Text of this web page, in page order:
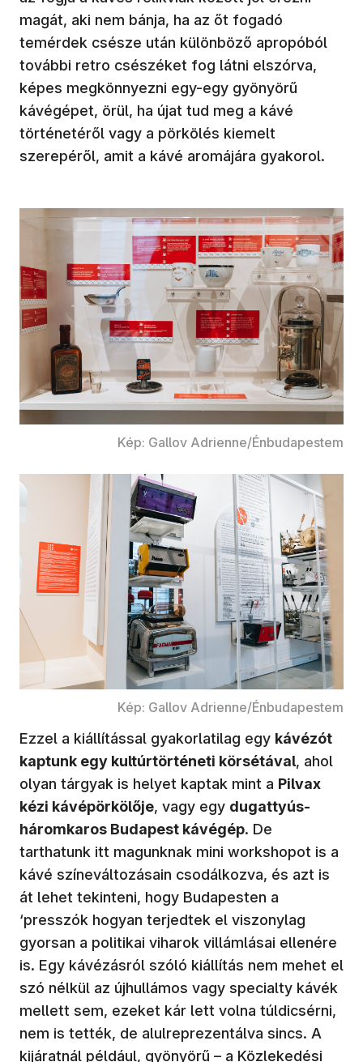
magát, aki nem bánja, ha az őt fogadó
temérdek csésze után különböző apropóból
további retro csészéket fog látni elszórva,
képes megkönnyezni egy-egy gyönyörű
kávégépet, örül, ha újat tud meg a kávé
történetéről vagy a pörkölés kiemelt
szerepéről, amit a kávé aromájára gyakorol.
Kép: Gallov Adrienne/Énbudapestem
Kép: Gallov Adrienne/Énbudapestem
Ezzel a kiállítással gyakorlatilag egy kávézót
kaptunk egy kultúrtörténeti körsétával, ahol
olyan tárgyak is helyet kaptak mint a Pilvax
kézi kávépörkölője, vagy egy dugattyús-
háromkaros Budapest kávégép. De
tarthatunk itt magunknak mini workshopot is a
kávé színeváltozásain csodálkozva, és azt is
át lehet tekinteni, hogy Budapesten a
‘presszók hogyan terjedtek el viszonylag
gyorsan a politikai viharok villámlásai ellenére
is. Egy kávézásról szóló kiállítás nem mehet el
szó nélkül az újhullámos vagy specialty kávék
mellett sem, ezeket kár lett volna túldicsérni,
nem is tették, de alulreprezentálva sincs. A
kijáratnál például, gyönyörű – a (új ablakban
Közlekedési